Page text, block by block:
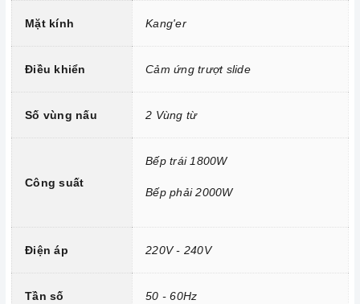
Công nghệ hiện đại
Tính năng vượt trội
Chức năng Booster:
Giúp các thiết bị bếp gia tăng nhiệt
nhanh chóng trên các vùng nấu.
Chức năng Khóa trẻ em: Tránh trường hợp trẻ nghịch
Mặt kính Kang'er
Điều khiển Cảm ứng trượt slide
Số vùng nấu 2 Vùng từ
Công suất
Bếp trái 1800W
Bếp phải 2000W
Điện áp 220V - 240V
Tần số 50 - 60Hz